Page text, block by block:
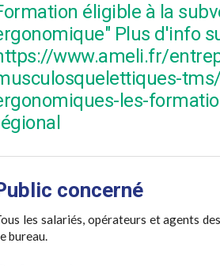
éligible à la
Plus d'info
www.ameli.fr/
les-
concerné
les salariés, opérateurs et agents
bureau.